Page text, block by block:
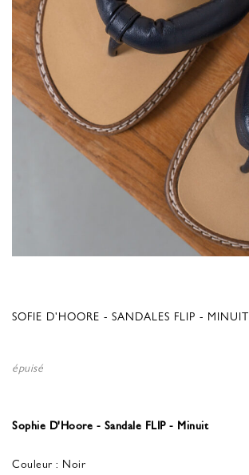
SOFIE D'HOORE - SANDALES FLIP - MINUIT
épuisé
Sophie D'Hoore - Sandale FLIP - Minuit
Couleur : Noir